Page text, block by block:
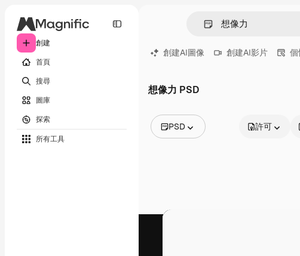
創建
首頁
搜尋
圖庫
探索
所有工具
創建AI圖像 創建AI影片 個
想像力 PSD
PSD
視頻
許可